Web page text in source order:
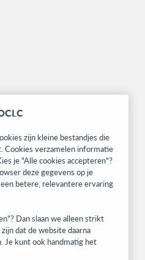
events, and much more—
zijn kleine bestandjes die
Cookies verzamelen informatie
je "Alle cookies accepteren"?
deze gegevens op je
betere, relevantere ervaring
Dan slaan we alleen strikt
dat de website daarna
Je kunt ook handmatig het